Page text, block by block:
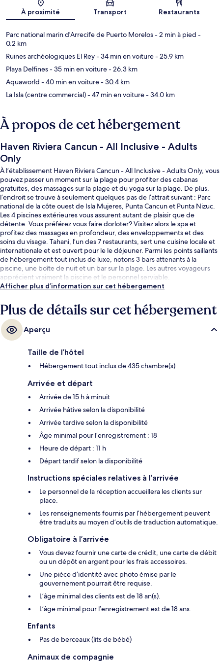
À proximité Transport Restaurants
Parc national marin d'Arrecife de Puerto Morelos- 2 min à pied -
0.2 km
Ruines archéologiques El Rey- 34 min en voiture- 25.9 km
Playa Delfines- 35 min en voiture- 26.3 km
Aquaworld - 40 min en voiture- 30.4 km
La Isla (centre commercial)- 47 min en voiture- 34.0 km
À propos de cet hébergement
Haven Riviera Cancun - All Inclusive - Adults
Only
À l’établissement Haven Riviera Cancun - All Inclusive - Adults Only, vous
pouvez passer un moment sur la plage pour profiter des cabanas
gratuites, des massages sur la plage et du yoga sur la plage. De plus,
l’endroit se trouve à seulement quelques pas de l’attrait suivant : Parc
national de la côte ouest de Isla Mujeres, Punta Cancun et Punta Nizuc.
Les 4 piscines extérieures vous assurent autant de plaisir que de
détente. Vous préférez vous faire dorloter? Visitez alors le spa et
profitez des massages en profondeur, des enveloppements et des
soins du visage. Tahani, l’un des 7 restaurants, sert une cuisine locale et
internationale et est ouvert pour le le déjeuner. Parmi les points saillants
de hébergement tout inclus de luxe, notons 3 bars attenants à la
piscine, une boîte de nuit et un bar sur la plage. Les autres voyageurs
apprécient vraiment la piscine et le personnel serviable.
Afficher plus d’information sur cet hébergement
Plus de détails sur cet hébergement
Aperçu
Taille de l’hôtel
Hébergement tout inclus de 435 chambre(s)
Arrivée et départ
Arrivée de 15 h à minuit
Arrivée hâtive selon la disponibilité
Arrivée tardive selon la disponibilité
Âge minimal pour l’enregistrement : 18
Heure de départ : 11 h
Départ tardif selon la disponibilité
Instructions spéciales relatives à l’arrivée
Le personnel de la réception accueillera les clients sur
place.
Les renseignements fournis par l’hébergement peuvent
être traduits au moyen d’outils de traduction automatique.
Obligatoire à l’arrivée
Vous devez fournir une carte de crédit, une carte de débit
ou un dépôt en argent pour les frais accessoires.
Une pièce d’identité avec photo émise par le
gouvernement pourrait être requise.
L’âge minimal des clients est de 18 an(s).
L’âge minimal pour l’enregistrement est de 18 ans.
Enfants
Pas de berceaux (lits de bébé)
Animaux de compagnie